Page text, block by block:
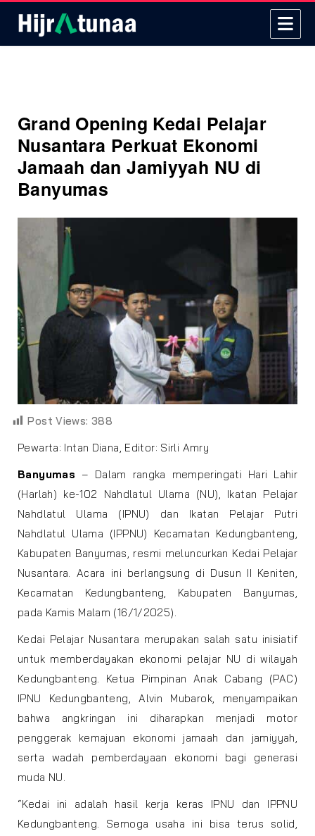
Grand Opening Kedai Pelajar
Nusantara Perkuat Ekonomi
Jamaah dan Jamiyyah NU di
Banyumas
Post Views: 388
Pewarta: Intan Diana, Editor: Sirli Amry
Banyumas – Dalam rangka memperingati Hari Lahir
(Harlah) ke-102 Nahdlatul Ulama (NU), Ikatan Pelajar
Nahdlatul Ulama (IPNU) dan Ikatan Pelajar Putri
Nahdlatul Ulama (IPPNU) Kecamatan Kedungbanteng,
Kabupaten Banyumas, resmi meluncurkan Kedai Pelajar
Nusantara. Acara ini berlangsung di Dusun II Keniten,
Kecamatan Kedungbanteng, Kabupaten Banyumas,
pada Kamis Malam (16/1/2025).
Kedai Pelajar Nusantara merupakan salah satu inisiatif
untuk memberdayakan ekonomi pelajar NU di wilayah
Kedungbanteng. Ketua Pimpinan Anak Cabang (PAC)
IPNU Kedungbanteng, Alvin Mubarok, menyampaikan
bahwa angkringan ini diharapkan menjadi motor
penggerak kemajuan ekonomi jamaah dan jamiyyah,
serta wadah pemberdayaan ekonomi bagi generasi
muda NU.
“Kedai ini adalah hasil kerja keras IPNU dan IPPNU
Kedungbanteng. Semoga usaha ini bisa terus solid,